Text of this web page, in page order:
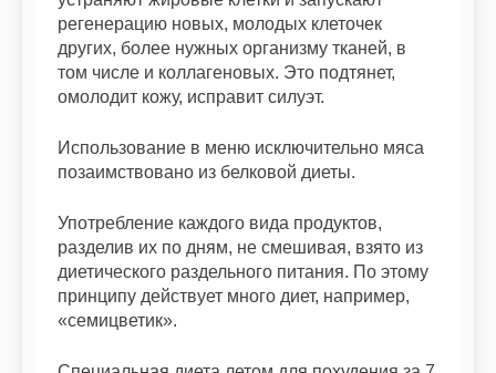
регенерацию новых, молодых клеточек
других, более нужных организму тканей, в
том числе и коллагеновых. Это подтянет,
омолодит кожу, исправит силуэт.
Использование в меню исключительно мяса
позаимствовано из белковой диеты.
Употребление каждого вида продуктов,
разделив их по дням, не смешивая, взято из
диетического раздельного питания. По этому
принципу действует много диет, например,
«семицветик».